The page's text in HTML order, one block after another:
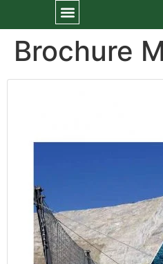
Brochure